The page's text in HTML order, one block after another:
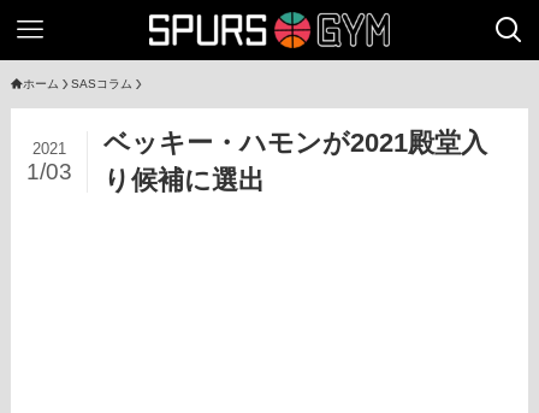
ホーム SASコラム
ベッキー・ハモンが2021殿堂入
り候補に選出
2021
1/03